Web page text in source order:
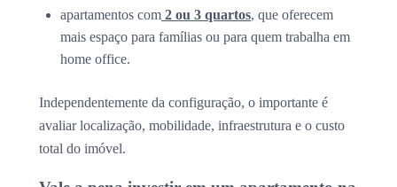
apartamentos com 2 ou 3 quartos, que oferecem
mais espaço para famílias ou para quem trabalha em
home office.
Independentemente da configuração, o importante é
avaliar localização, mobilidade, infraestrutura e o custo
total do imóvel.